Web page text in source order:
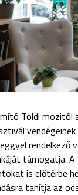
Toldi mozitól
támogatja.
is előtérbe
tanítja az